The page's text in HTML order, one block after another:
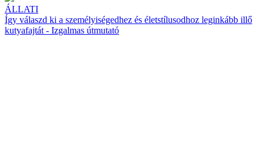
ÁLLATI
Így válaszd ki a személyiségedhez és életstílusodhoz leginkább illő
kutyafajtát - Izgalmas útmutató